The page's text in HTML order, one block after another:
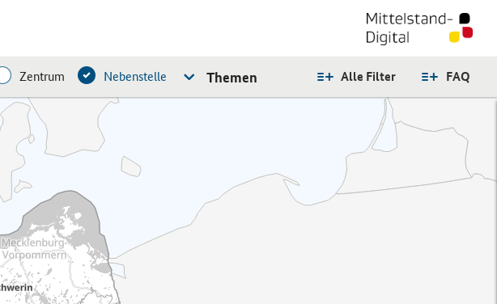
FAQ
Alle Filter
Zentrum Nebenstelle Themen